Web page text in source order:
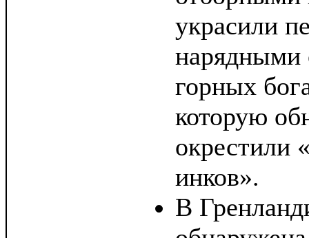
украсили
нарядными
горных
которую
окрестили
инков».
В